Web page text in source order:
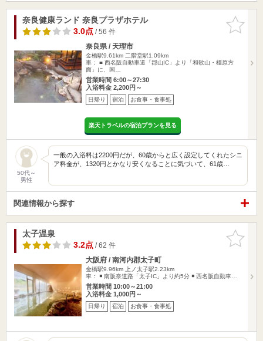
お気に入
りに追加
奈良健康ランド 奈良プラザホテル
3.0点/ 56 件
奈良県 / 天理市
金橋駅9.61km 二階堂駅1.09km
車： ■ 西名阪自動車道「郡山IC」より「和歌山・橿原方
面」に、国…
営業時間 6:00～27:30
入浴料金 2,200円～
日帰り 宿泊 お食事・食事処
楽天トラベルの宿泊プランを見る
50代～
男性
一般の入浴料は2200円だが、60歳からと広く設定してくれたシニ
ア料金が、1320円とかなり安くなることに気づいて、61歳…
関連情報から探す
お気に入
りに追加
太子温泉
3.2点/ 62 件
大阪府 / 南河内郡太子町
金橋駅9.96km
上ノ太子駅2.23km
車： ◾️ 南阪奈道路「太子IC」より約5分 ◾️ 西名阪自動車…
営業時間 10:00～21:00
入浴料金 1,000円～
日帰り 宿泊 お食事・食事処